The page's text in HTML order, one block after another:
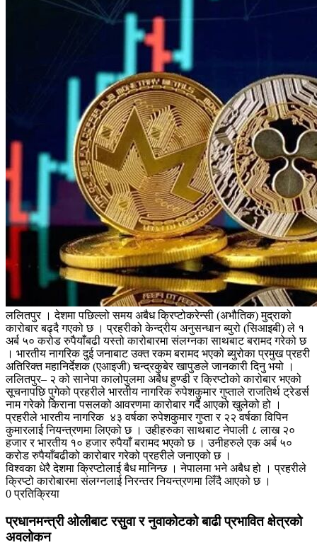
ललितपुर । देशमा पछिल्लो समय अबैध क्रिप्टोकरेन्सी (अभौतिक) मुद्राको
कारोबार बढ्दै गएको छ । प्रहरीको केन्द्रीय अनुसन्धान ब्युरो (सिआइबी) ले १
अर्ब ५० करोड रुपैयाँबढी यस्तो कारोबारमा संलग्नका साथबाट बरामद गरेको छ
। भारतीय नागरिक दुई जनाबाट उक्त रकम बरामद भएको ब्युरोका प्रमुख प्रहरी
अतिरिक्त महानिर्देशक (एआइजी) चन्द्रकुबेर खापुङले जानकारी दिनु भयो ।
ललितपुर– २ को सानेपा कालोपुलमा अबैध हुण्डी र क्रिप्टोको कारोबार भएको
सूचनापछि पुगेको प्रहरीले भारतीय नागरिक रुपेशकुमार गुप्ताले राजतिर्थ ट्रेडर्स
नाम गरेको किराना पसलको आवरणमा कारोबार गर्दै आएको खुलेको हो ।
प्रहरीले भारतीय नागरिक ४३ वर्षका रुपेशकुमार गुप्ता र २२ वर्षका विपिन
कुमारलाई नियन्त्रणमा लिएको छ । उहीहरुका साथबाट नेपाली ८ लाख २०
हजार र भारतीय १० हजार रुपैयाँ बरामद भएको छ । उनीहरुले एक अर्ब ५०
करोड रुपैयाँबढीको कारोबार गरेको प्रहरीले जनाएको छ ।
विश्वका धेरै देशमा क्रिप्टोलाई बैध मानिन्छ । नेपालमा भने अबैध हो । प्रहरीले
क्रिप्टो कारोबारमा संलग्नलाई निरन्तर नियन्त्रणमा लिँदै आएको छ ।
0 प्रतिक्रिया
प्रधानमन्त्री ओलीबाट रसुुवा र नुवाकोटको बाढी प्रभावित क्षेत्रको
अवलोकन